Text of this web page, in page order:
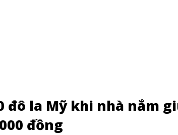
đô la Mỹ khi nhà nắm
đồng